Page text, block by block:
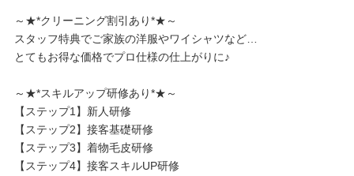
～★*クリーニング割引あり*★～
スタッフ特典でご家族の洋服やワイシャツなど…
とてもお得な価格でプロ仕様の仕上がりに♪
～★*スキルアップ研修あり*★～
【ステップ1】新人研修
【ステップ2】接客基礎研修
【ステップ3】着物毛皮研修
【ステップ4】接客スキルUP研修